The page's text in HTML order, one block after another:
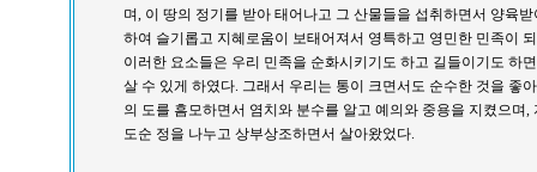
며, 이 땅의 정기를 받아 태어나고 그 산물들을 섭취하면서 양육
하여 슬기롭고 지혜로움이 보태어져서 영특하고 영민한 민족이
이러한 요소들은 우리 민족을 순화시키기도 하고 길들이기도 하
살 수 있게 하였다. 그래서 우리는 통이 크면서도 순수한 것을 좋
의 도를 흠모하면서 염치와 분수를 알고 예의와 중용을 지켰으며
도순 정을 나누고 상부상조하면서 살아왔었다.